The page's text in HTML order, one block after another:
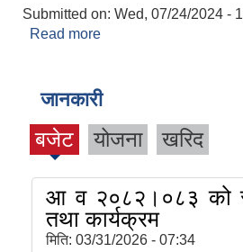
Submitted on: Wed, 07/24/2024 -
Read more
जानकारी
बजेट योजना खरिद
आ व २०८२।०८३ को
तथा कार्यक्रम
मिति: 03/31/2026 - 07:34